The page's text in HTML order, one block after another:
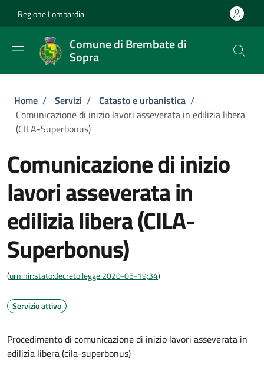
Regione Lombardia
Comune di Brembate di
Sopra
Briciole di pane
Home / Servizi / Catasto e urbanistica /
Comunicazione di inizio lavori asseverata in edilizia libera
(CILA-Superbonus)
Comunicazione di inizio
lavori asseverata in
edilizia libera (CILA-
Superbonus)
(urn:nir:stato:decreto.legge:2020-05-19;34)
Servizio attivo
Procedimento di comunicazione di inizio lavori asseverata in
edilizia libera (cila-superbonus)